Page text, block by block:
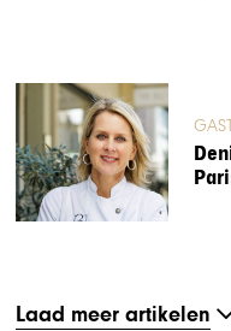
Laad meer artikelen